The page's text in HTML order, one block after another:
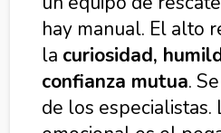
hay manual. El alto
la curiosidad,
confianza mutua.
de los especialistas.